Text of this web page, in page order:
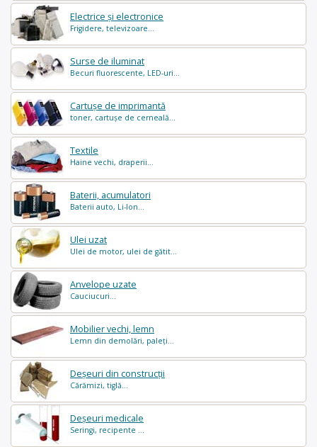
Electrice și electronice
Frigidere, televizoare...
Surse de iluminat
Becuri fluorescente, LED-uri...
Cartușe de imprimantă
toner, cartușe de cerneală...
Textile
Haine vechi, draperii...
Baterii, acumulatori
Baterii auto, Li-Ion...
Ulei uzat
Ulei de motor, ulei de gătit...
Anvelope uzate
Cauciucuri...
Mobilier vechi, lemn
Lemn din demolări, paleți...
Deșeuri din construcții
Cărămizi, tiglă...
Deșeuri medicale
Seringi, recipente ...